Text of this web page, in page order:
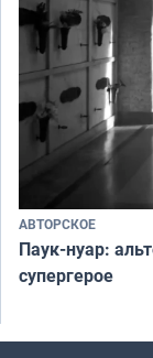
АВТОРСКОЕ
Паук-нуар:
супергерое